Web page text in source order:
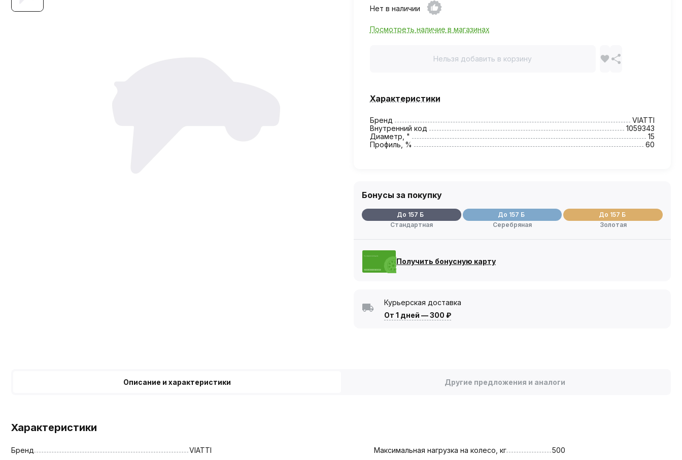
Нет в наличии
Посмотреть наличие в магазинах
Нельзя добавить в корзину
Характеристики
Бренд
VIATTI
Внутренний код
1059343
Диаметр, "
15
Профиль, %
60
Бонусы за покупку
До 157 Б
Стандартная
До 157 Б
Серебряная
До 157 Б
Золотая
Получить бонусную карту
Курьерская доставка
От 1 дней —300 ₽
Описание и характеристики Другие предложения и аналоги
Характеристики
Бренд
VIATTI
Максимальная нагрузка на колесо, кг
500